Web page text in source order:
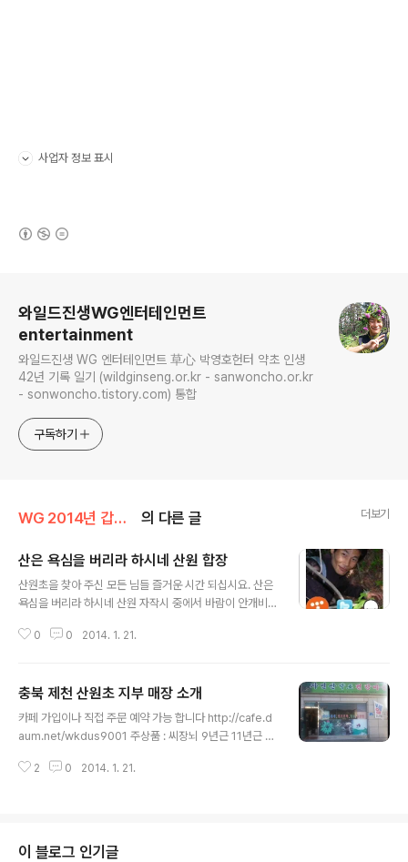
사업자 정보 표시
와일드진생WG엔터테인먼트
entertainment
와일드진생 WG 엔터테인먼트 草心 박영호헌터 약초 인생
42년 기록 일기 (wildginseng.or.kr - sanwoncho.or.kr
- sonwoncho.tistory.com) 통합
구독하기
WG 2014년 갑오년 기록 의 다른 글 더보기
산은 욕심을 버리라 하시네 산원 합장
산원초을 찾아 주신 모든 님들 즐거운 시간 되십시요. 산은
욕심을 버리라 하시네 산원 자작시 중에서 바람이 안개비
묵묵히 침묵하는 바위 등에 어느 날 인가 오랜 시간의 벽을
놓고 웃고 가라 하시네. 그렇게 당신은 그 욕심의 맘 채워
주지 않으시고 산 정원에 메어 두고 가라 하시네 그 맘 당신
은 아시는지 미쳐 생각지 못한 우리네 허울 좋은 웃음들 허
끼지 않을 만큼....... 2012년 11월 24일 토요일 아침 - 산
0 0 2014. 1. 21.
충북 제천 산원초 지부 매장 소개
카페 가입이나 직접 주문 예약 가능 합니다 http://cafe.d
aum.net/wkdus9001 주상품 : 씨장뇌 9년근 11년근 기
자 : 심 영 진 주소 충북 제천시 모산동 25 - 6번지 대표전
2 0 2014. 1. 21.
이 블로그 인기글